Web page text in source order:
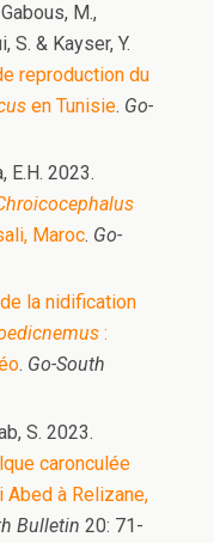
M.,
S. & Kayser, Y.
reproduction du
en Tunisie. Go-
E.H. 2023.
Maroc. Go-
la nidification
:
. Go-South
S. 2023.
caronculée
à Relizane,
Bulletin 20: 71-